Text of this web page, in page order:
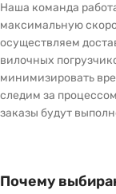
Наша команда
максимальную
осуществляем
вилочных
минимизировать
следим за
заказы будут
Почему